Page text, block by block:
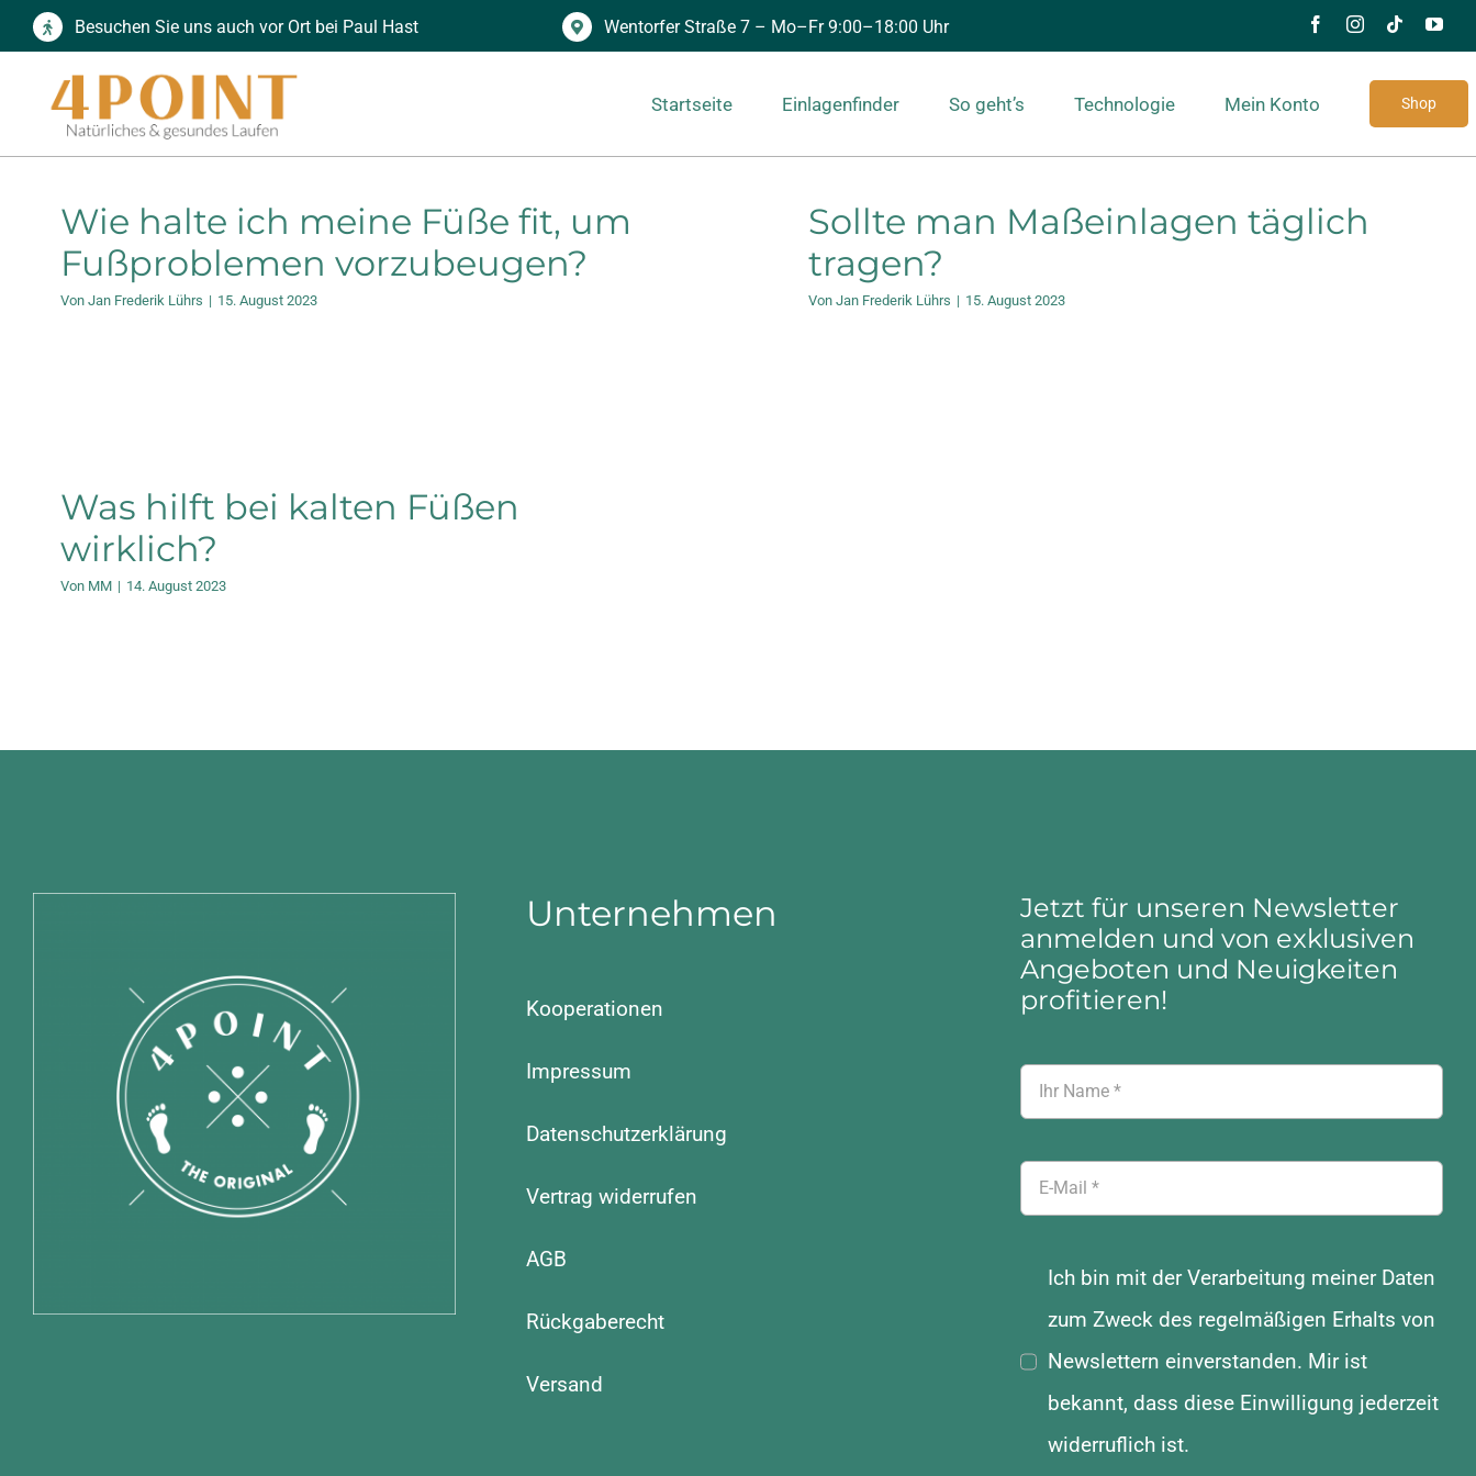
Zum
springen
Besuchen Sie uns auch vor Ort bei Paul Hast Wentorfer Straße 7 – Mo–Fr 9:00–18:00 Uhr
Startseite Einlagenfinder So geht’s Technologie Mein Konto Shop
Wie halte ich meine Füße fit, um
Fußproblemen vorzubeugen?
Von Jan Frederik Lührs | 15. August 2023
Sollte man Maßeinlagen täglich
tragen?
Von Jan Frederik Lührs | 15. August 2023
Was hilft bei kalten Füßen
wirklich?
Von MM | 14. August 2023
Unternehmen
Kooperationen
Impressum
Datenschutzerklärung
Vertrag widerrufen
AGB
Rückgaberecht
Versand
Jetzt für unseren Newsletter
anmelden und von exklusiven
Angeboten und Neuigkeiten
profitieren!
Ich bin mit der Verarbeitung meiner Daten
zum Zweck des regelmäßigen Erhalts von
Newslettern einverstanden. Mir ist
bekannt, dass diese Einwilligung jederzeit
widerruflich ist.